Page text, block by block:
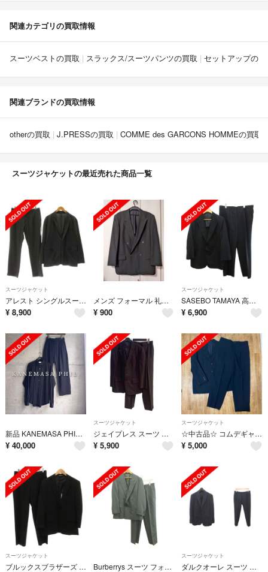
関連カテゴリの買取情報
スーツベストの買取 スラックス/スーツパンツの買取 セットアップの
関連ブランドの買取情報
otherの買取 J.PRESSの買取 COMME des GARCONS HOMMEの買取
スーツジャケットの最近売れた商品一覧
スーツジャケット
アレスト シングルスーツ セットアップ テーラードジャケット テーパードパンツ
¥ 8,900
メンズ フォーマル 礼服 ジャケットのみ
¥ 900
スーツジャケット
SASEBO TAMAYA 高島屋 スーツ セットアップ テーラードジャケット
¥ 6,900
新品 KANEMASA PHIL. セットアップ シャツM パンツS 黒
¥ 40,000
スーツジャケット
ジェイプレス スーツ セットアップ ジャケット シングル パンツ スラックス
¥ 5,900
スーツジャケット
☆中古品☆ コムデギャルソン ストライプパンツスーツ ネイビー Mサイズ
¥ 5,000
スーツジャケット
ブルックスブラザーズ セットアップ テーラードジャケット シングル スラックス Burberrys スーツ フォーマル セットアップ 2点セット ウール グレー
スーツジャケット
ダルクオーレ スーツ セットアップ フォーマル テーラードジャケット パンツ